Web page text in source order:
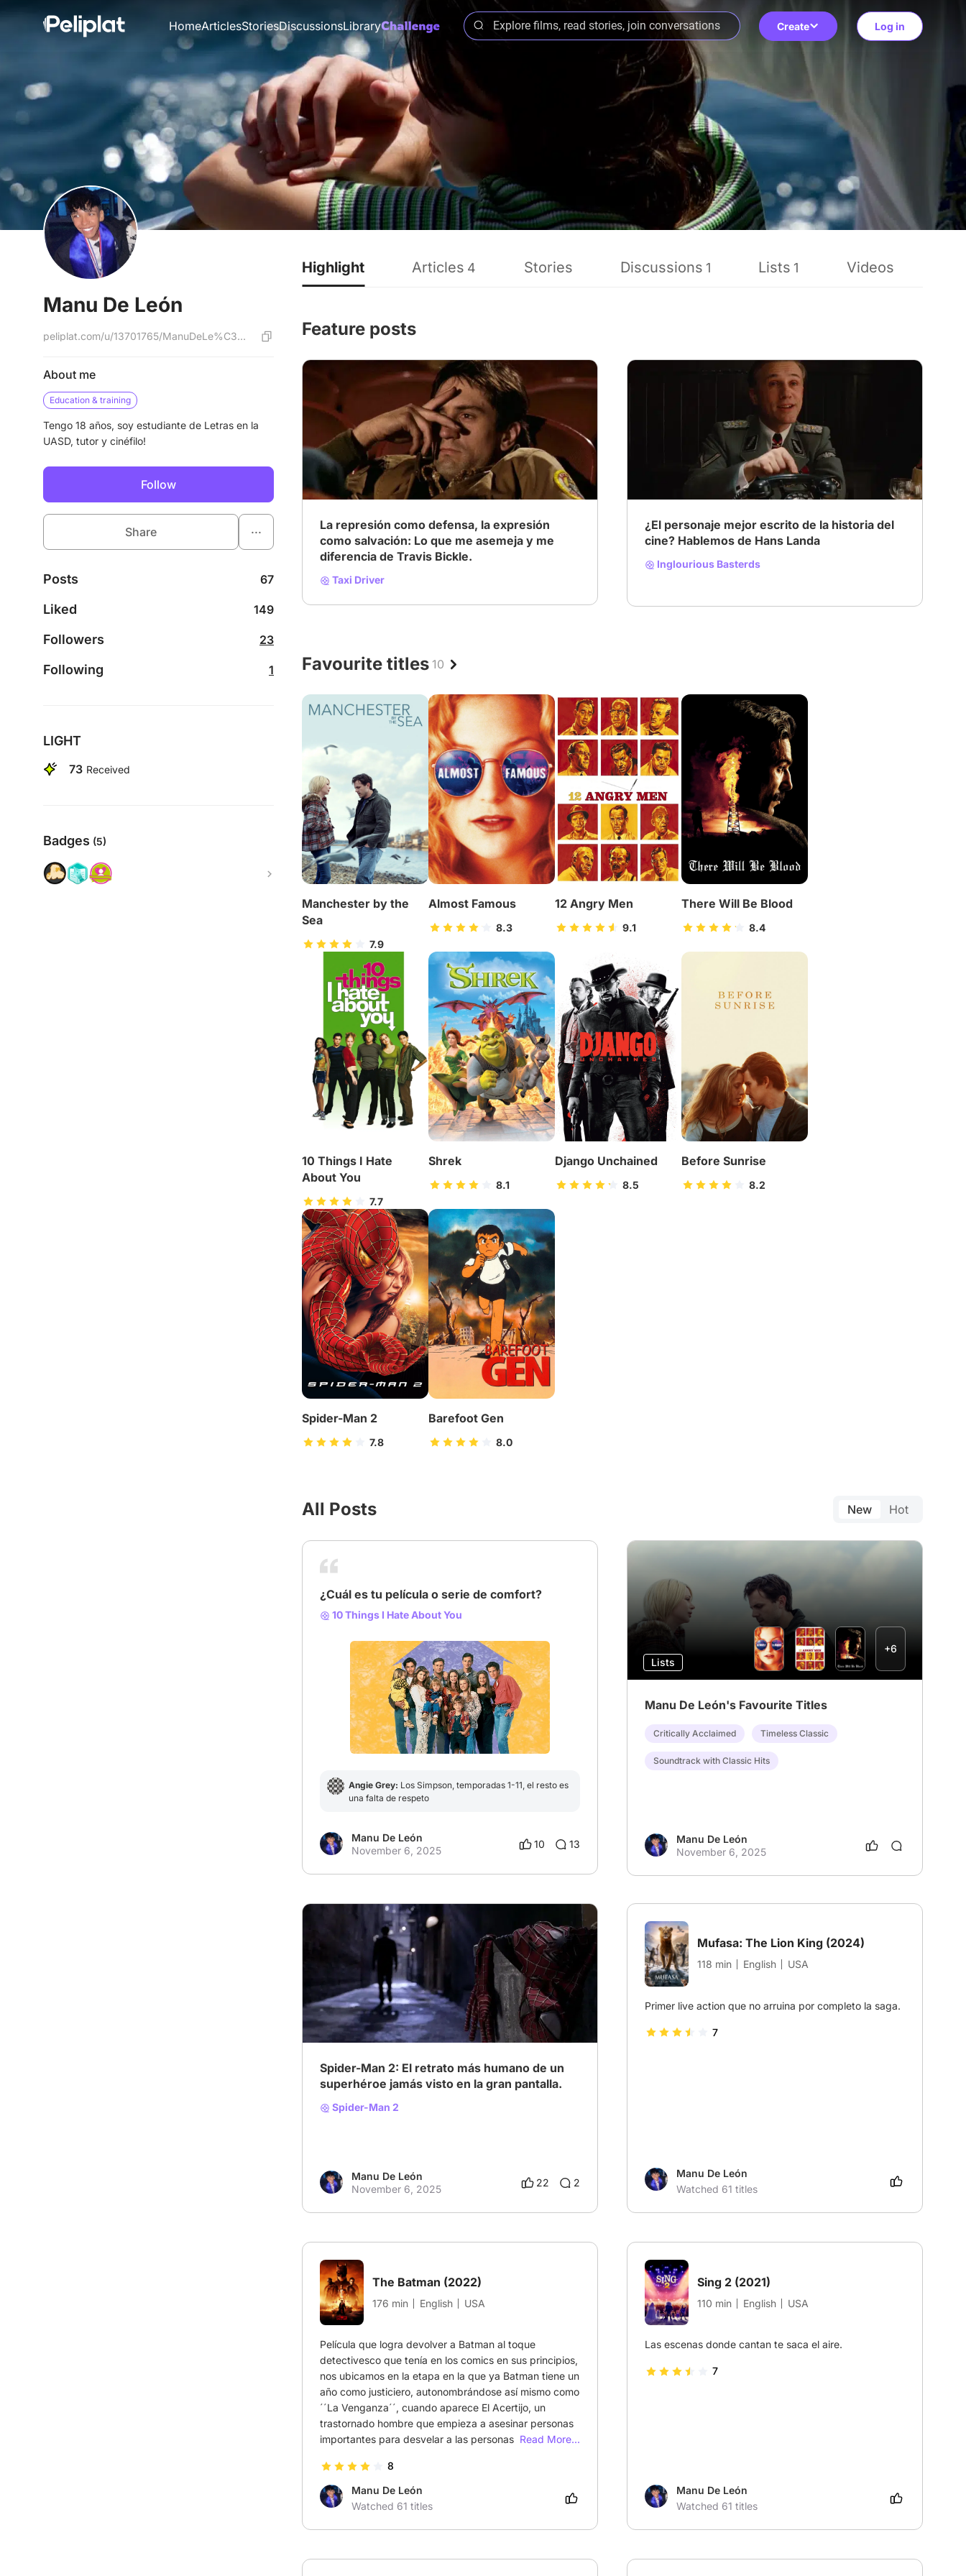
HomeArticlesStoriesDiscussionsLibrary Create Log in
Manu De León
peliplat.com/u/13701765/ManuDeLe%C3%B3n
About me
Education & training
Tengo 18 años, soy estudiante de Letras en la
UASD, tutor y cinéfilo!
Follow
Share ...
Posts 67
Liked 149
Followers 23
Following 1
LIGHT
73 Received
Badges (5)
Highlight Articles 4 Stories Discussions 1 Lists 1 Videos
Feature posts
La represión como defensa, la expresión
como salvación: Lo que me asemeja y me
diferencia de Travis Bickle.
Taxi Driver
¿El personaje mejor escrito de la historia del
cine? Hablemos de Hans Landa
Inglourious Basterds
Favourite titles 10
Manchester by the
Sea
7.9
Almost Famous
8.3
12 Angry Men
9.1
There Will Be Blood
8.4
10 Things I Hate
About You
7.7
Shrek
8.1
Django Unchained
8.5
Before Sunrise
8.2
Spider-Man 2
7.8
Barefoot Gen
8.0
All Posts New Hot
¿Cuál es tu película o serie de comfort?
10 Things I Hate About You
Angie Grey: Los Simpson, temporadas 1-11, el resto es
una falta de respeto
Manu De León
November 6, 2025
10 13
Lists
+6
Manu De León's Favourite Titles
Critically Acclaimed Timeless Classic
Soundtrack with Classic Hits
Manu De León
November 6, 2025
Spider-Man 2: El retrato más humano de un
superhéroe jamás visto en la gran pantalla.
Spider-Man 2
Manu De León
November 6, 2025
22 2
Mufasa: The Lion King(2024)
118 min English USA
Primer live action que no arruina por completo la saga.
7
Manu De León
Watched 61 titles
The Batman (2022)
176 min English USA
Película que logra devolver a Batman al toque
detectivesco que tenía en los comics en sus principios,
nos ubicamos en la etapa en la que ya Batman tiene un
año como justiciero, autonombrándose así mismo como
´´La Venganza´´, cuando aparece El Acertijo, un
trastornado hombre que empieza a asesinar personas
importantes para desvelar a las personas la verdad
corrupción y controlada totalmente por la Mafia.
Robert Pattinson superó mis expectativas como
Batman, no pensé que sería una buena elección pero
pero debes prestar atención a los detalles para no
Read More...
8
Manu De León
Watched 61 titles
Sing 2(2021)
110 min English USA
Las escenas donde cantan te saca el aire.
7
Manu De León
Watched 61 titles